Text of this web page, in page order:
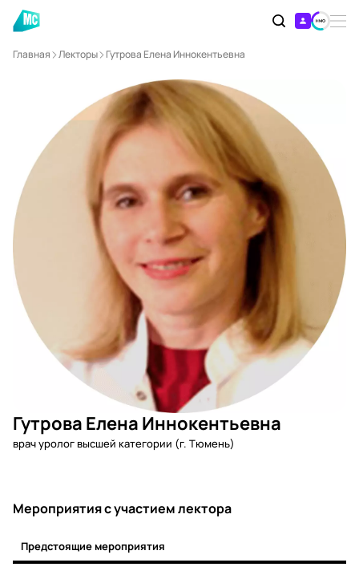
Главная Лекторы Гутрова Елена Иннокентьевна
Гутрова Елена Иннокентьевна
врач уролог высшей категории (г. Тюмень)
Мероприятия c участием лектора
Предстоящие мероприятия